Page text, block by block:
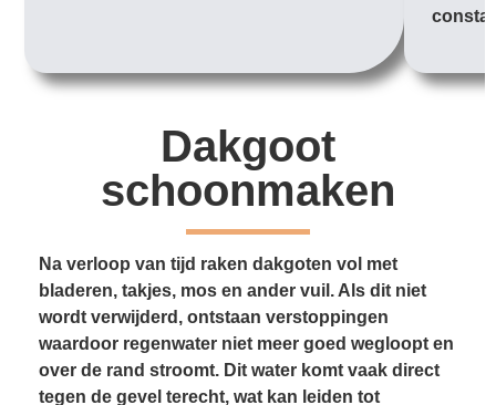
Dakgoot
schoonmaken
Na verloop van tijd raken dakgoten vol met
bladeren, takjes, mos en ander vuil. Als dit niet
wordt verwijderd, ontstaan verstoppingen
waardoor regenwater niet meer goed wegloopt en
over de rand stroomt. Dit water komt vaak direct
tegen de gevel terecht, wat kan leiden tot